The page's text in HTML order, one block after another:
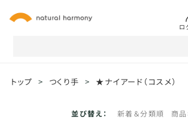
ロ
トップ > つくり手 > ★ナイアード（コスメ）
並び替え： 新着＆分類順 商